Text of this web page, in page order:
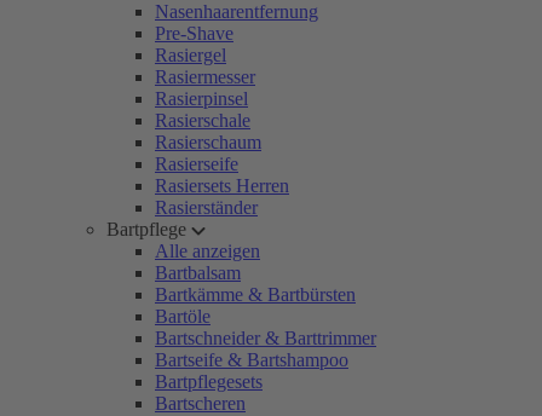
Nasenhaarentfernung
Pre-Shave
Rasiergel
Rasiermesser
Rasierpinsel
Rasierschale
Rasierschaum
Rasierseife
Rasiersets Herren
Rasierständer
Bartpflege
Alle anzeigen
Bartbalsam
Bartkämme & Bartbürsten
Bartöle
Bartschneider & Barttrimmer
Bartseife & Bartshampoo
Bartpflegesets
Bartscheren